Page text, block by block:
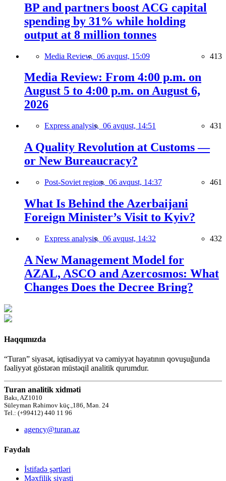
BP and partners boost ACG capital
spending by 31% while holding
output at 8 million tonnes
Media Review, 06 avqust, 15:09 413
Media Review: From 4:00 p.m. on
August 5 to 4:00 p.m. on August 6,
2026
Express analysis, 06 avqust, 14:51 431
A Quality Revolution at Customs —
or New Bureaucracy?
Post-Soviet region, 06 avqust, 14:37 461
What Is Behind the Azerbaijani
Foreign Minister’s Visit to Kyiv?
Express analysis, 06 avqust, 14:32 432
A New Management Model for
AZAL, ASCO and Azercosmos: What
Changes Does the Decree Bring?
Haqqımızda
“Turan” siyasət, iqtisadiyyat və cəmiyyət həyatının qovuşuğunda
fəaliyyət göstərən müstəqil analitik qurumdur.
Turan analitik xidməti
Bakı, AZ1010
Süleyman Rəhimov küç.,186, Mən. 24
Tel.: (+99412) 440 11 96
agency@turan.az
Faydalı
İstifadə şərtləri
Məxfilik siyasti